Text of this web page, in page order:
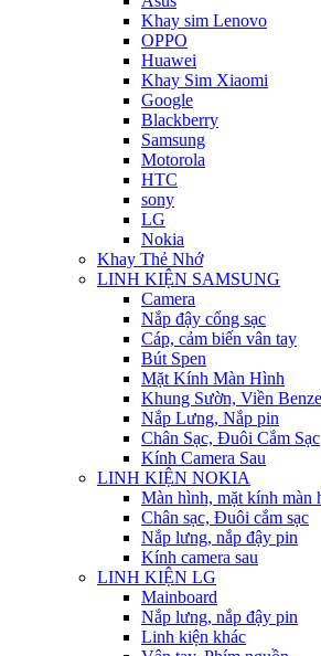
Khay sim Lenovo
OPPO
Huawei
Khay Sim Xiaomi
Google
Blackberry
Samsung
Motorola
HTC
sony
LG
Nokia
Khay Thẻ Nhớ
LINH KIỆN SAMSUNG
Camera
Nắp đậy cổng sạc
Cáp, cảm biến vân tay
Bút Spen
Mặt Kính Màn Hình
Khung Sườn, Viền
Nắp Lưng, Nắp pin
Chân Sạc, Đuôi Cắm Sạc
Kính Camera Sau
LINH KIỆN NOKIA
Màn hình, mặt kính màn
Chân sạc, Đuôi cắm sạc
Nắp lưng, nắp đậy pin
Kính camera sau
LINH KIỆN LG
Mainboard
Nắp lưng, nắp đậy pin
Linh kiện khác